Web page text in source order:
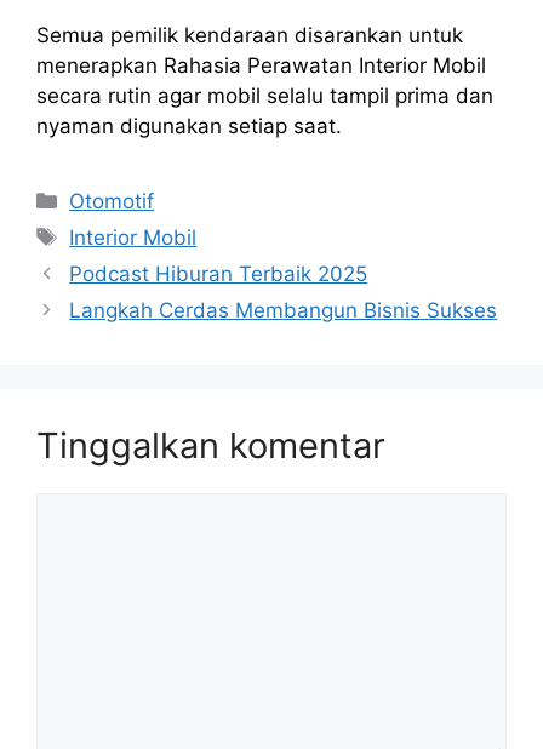
Semua pemilik kendaraan disarankan untuk
menerapkan Rahasia Perawatan Interior Mobil
secara rutin agar mobil selalu tampil prima dan
nyaman digunakan setiap saat.
Kategori
Otomotif
Tag
Interior Mobil
Podcast Hiburan Terbaik 2025
Langkah Cerdas Membangun Bisnis Sukses
Tinggalkan komentar